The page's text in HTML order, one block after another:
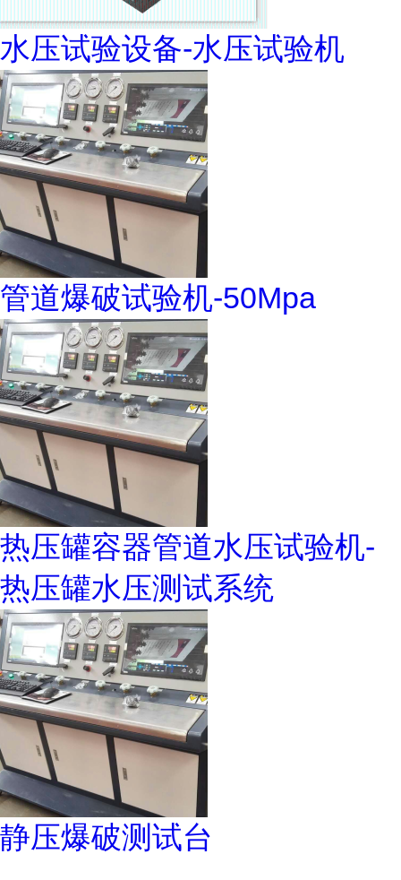
水压试验设备-水压试验机
管道爆破试验机-50Mpa
热压罐容器管道水压试验机-
热压罐水压测试系统
静压爆破测试台